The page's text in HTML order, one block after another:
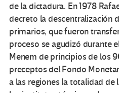
de la dictadura. En 1978
decreto la descentralización
primarios, que fueron
proceso se agudizó durante
Menem de principios de los
preceptos del Fondo
a las regiones la totalidad de